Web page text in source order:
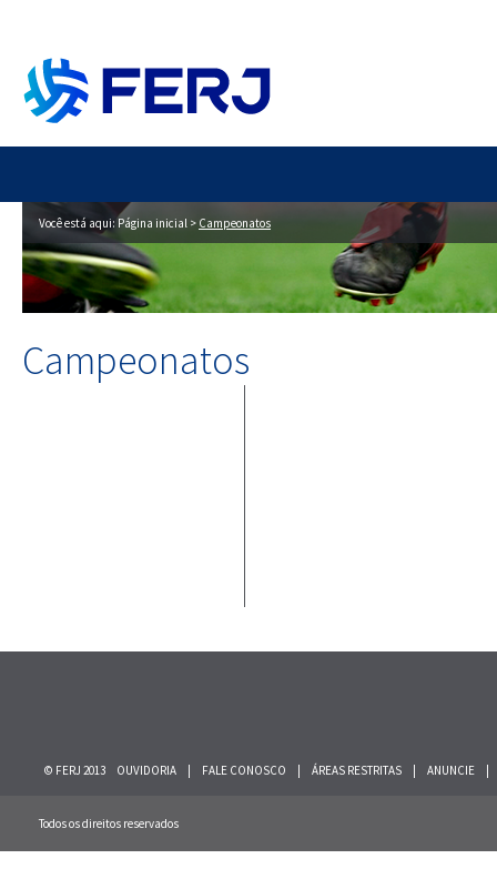
Você está aqui: Página inicial > Campeonatos
Campeonatos
© FERJ 2013 OUVIDORIA FALE CONOSCO ÁREAS RESTRITAS ANUNCIE
Todos os direitos reservados